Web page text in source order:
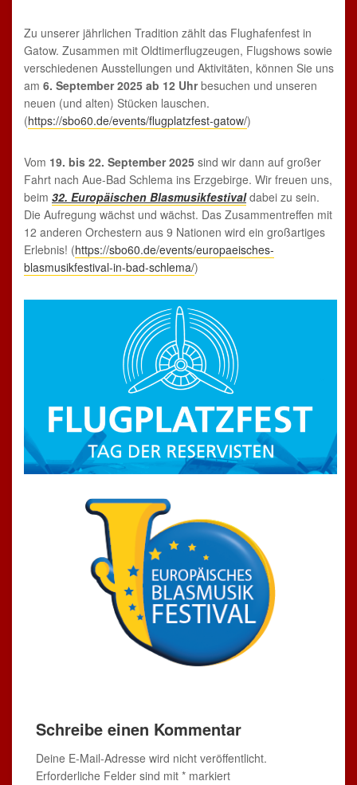
Zu unserer jährlichen Tradition zählt das Flughafenfest in
Gatow. Zusammen mit Oldtimerflugzeugen, Flugshows sowie
verschiedenen Ausstellungen und Aktivitäten, können Sie uns
am 6. September 2025 ab 12 Uhrbesuchen und unseren
neuen (und alten) Stücken lauschen.
(https://sbo60.de/events/flugplatzfest-gatow/)
Vom 19. bis 22. September 2025 sind wir dann auf großer
Fahrt nach Aue-Bad Schlema ins Erzgebirge. Wir freuen uns,
beim 32. Europäischen Blasmusikfestivaldabei zu sein.
Die Aufregung wächst und wächst. Das Zusammentreffen mit
12 anderen Orchestern aus 9 Nationen wird ein großartiges
Erlebnis! (https://sbo60.de/events/europaeisches-
blasmusikfestival-in-bad-schlema/)
Schreibe einen Kommentar
Deine E-Mail-Adresse wird nicht veröffentlicht.
Erforderliche Felder sind mit * markiert